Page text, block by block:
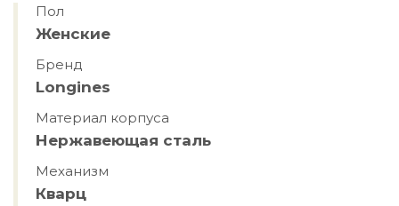
Пол
Женские
Бренд
Longines
Материал корпуса
Нержавеющая сталь
Механизм
Кварц